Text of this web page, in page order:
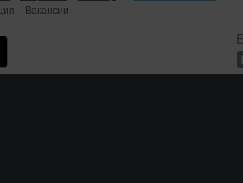
Вакансии